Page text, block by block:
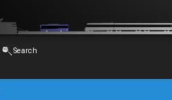
Search